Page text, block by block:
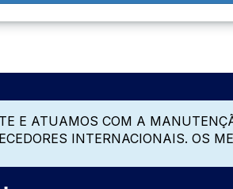
E ATUAMOS COM A
INTERNACIONAIS. OS